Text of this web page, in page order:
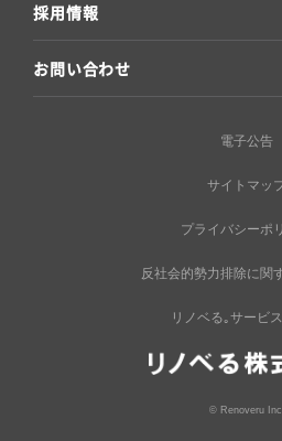
採用情報
お問い合わせ
電子公告
サイトマッ
プライバシーポ
反社会的勢力排除に関
リノベる｡サービ
© Renoveru Inc.